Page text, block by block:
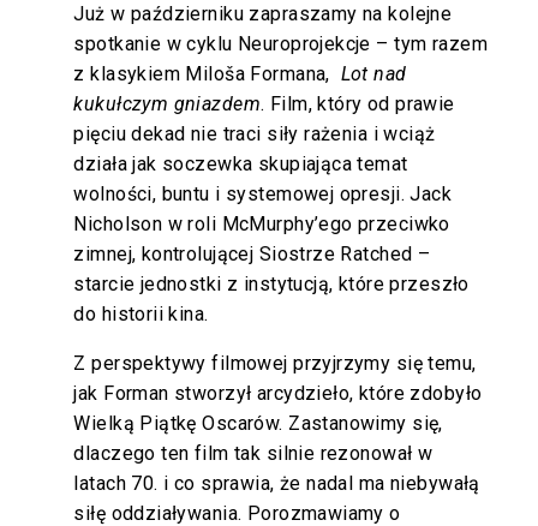
Już w październiku zapraszamy na kolejne
spotkanie w cyklu Neuroprojekcje – tym razem
z klasykiem Miloša Formana, Lot nad
kukułczym gniazdem. Film, który od prawie
pięciu dekad nie traci siły rażenia i wciąż
działa jak soczewka skupiająca temat
wolności, buntu i systemowej opresji. Jack
Nicholson w roli McMurphy’ego przeciwko
zimnej, kontrolującej Siostrze Ratched –
starcie jednostki z instytucją, które przeszło
do historii kina.
Z perspektywy filmowej przyjrzymy się temu,
jak Forman stworzył arcydzieło, które zdobyło
Wielką Piątkę Oscarów. Zastanowimy się,
dlaczego ten film tak silnie rezonował w
latach 70. i co sprawia, że nadal ma niebywałą
siłę oddziaływania. Porozmawiamy o